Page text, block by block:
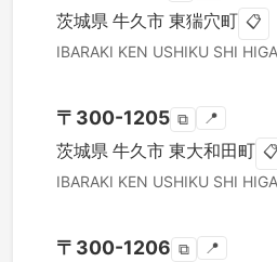
茨城県 牛久市 東猯穴町 📋
IBARAKI KEN USHIKU SHI
〒 300-1205 ⧉ 📍
茨城県 牛久市 東大和田町 📋
IBARAKI KEN USHIKU SHI
〒 300-1206 ⧉ 📍